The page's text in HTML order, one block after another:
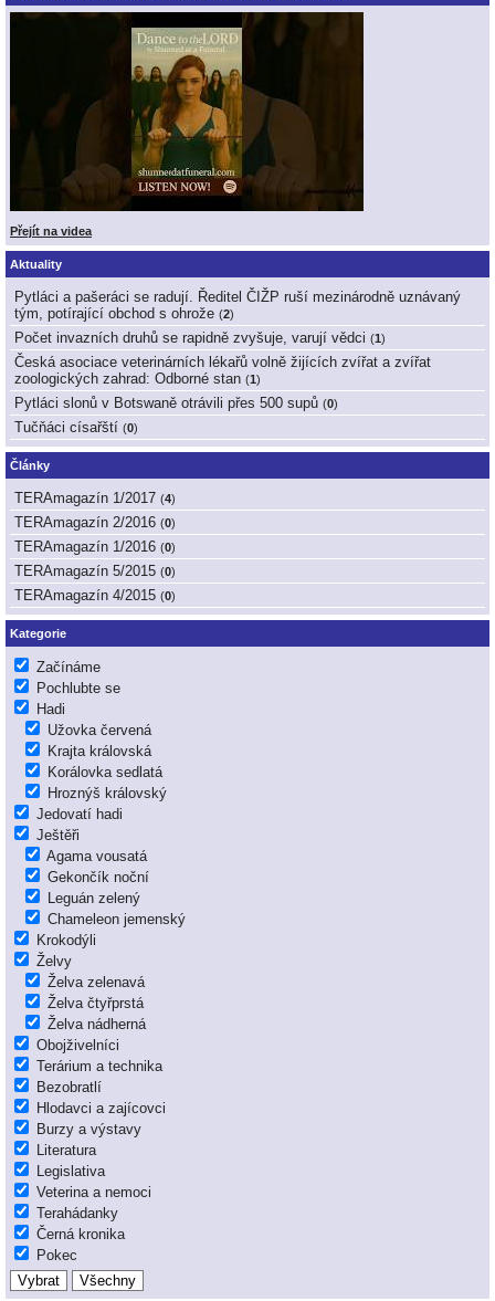
Přejít na videa
Aktuality
Pytláci a pašeráci se radují. Ředitel ČIŽP ruší mezinárodně uznávaný
tým, potírající obchod s ohrože (2)
Počet invazních druhů se rapidně zvyšuje, varují vědci (1)
Česká asociace veterinárních lékařů volně žijících zvířat a zvířat
zoologických zahrad: Odborné stan (1)
Pytláci slonů v Botswaně otrávili přes 500 supů (0)
Tučňáci císařští (0)
Články
TERAmagazín 1/2017 (4)
TERAmagazín 2/2016 (0)
TERAmagazín 1/2016 (0)
TERAmagazín 5/2015 (0)
TERAmagazín 4/2015 (0)
Kategorie
Začínáme
Pochlubte se
Hadi
Užovka červená
Krajta královská
Korálovka sedlatá
Hroznýš královský
Jedovatí hadi
Ještěři
Agama vousatá
Gekončík noční
Leguán zelený
Chameleon jemenský
Krokodýli
Želvy
Želva zelenavá
Želva čtyřprstá
Želva nádherná
Obojživelníci
Terárium a technika
Bezobratlí
Hlodavci a zajícovci
Burzy a výstavy
Literatura
Legislativa
Veterina a nemoci
Terahádanky
Černá kronika
Pokec